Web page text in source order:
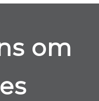
om